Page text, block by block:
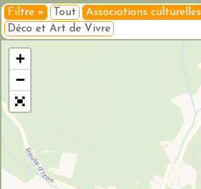
Filtre » Tout
Associations culturelles
Déco et Art de Vivre
+
−